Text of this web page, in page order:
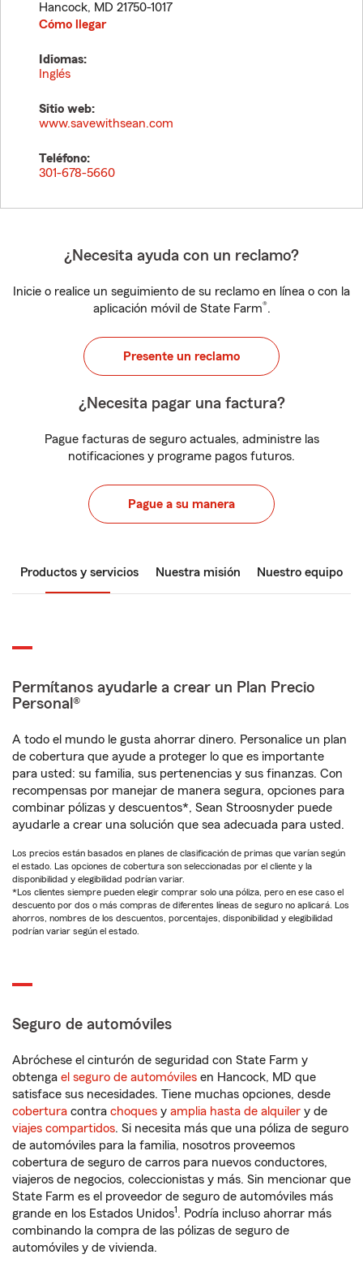
Hancock, MD 21750-1017
Cómo llegar
Idiomas:
Inglés
Sitio web:
www.savewithsean.com
Teléfono:
301-678-5660
¿Necesita ayuda con un reclamo?
Inicie o realice un seguimiento de su reclamo en línea o con la
aplicación móvil de State Farm®.
Presente un reclamo
¿Necesita pagar una factura?
Pague facturas de seguro actuales, administre las
notificaciones y programe pagos futuros.
Pague a su manera
Productos y servicios Nuestra misión Nuestro equipo
Permítanos ayudarle a crear un Plan Precio
Personal®
A todo el mundo le gusta ahorrar dinero. Personalice un plan
de cobertura que ayude a proteger lo que es importante
para usted: su familia, sus pertenencias y sus finanzas. Con
recompensas por manejar de manera segura, opciones para
combinar pólizas y descuentos*, Sean Stroosnyder puede
ayudarle a crear una solución que sea adecuada para usted.
Los precios están basados en planes de clasificación de primas que varían según
el estado. Las opciones de cobertura son seleccionadas por el cliente y la
disponibilidad y elegibilidad podrían variar.
*Los clientes siempre pueden elegir comprar solo una póliza, pero en ese caso el
descuento por dos o más compras de diferentes líneas de seguro no aplicará. Los
ahorros, nombres de los descuentos, porcentajes, disponibilidad y elegibilidad
podrían variar según el estado.
Seguro de automóviles
Abróchese el cinturón de seguridad con State Farm y
obtenga el seguro de automóviles en Hancock, MD que
satisface sus necesidades. Tiene muchas opciones, desde
cobertura contra choques y amplia hasta de alquiler y de
viajes compartidos. Si necesita más que una póliza de seguro
de automóviles para la familia, nosotros proveemos
cobertura de seguro de carros para nuevos conductores,
viajeros de negocios, coleccionistas y más. Sin mencionar que
State Farm es el proveedor de seguro de automóviles más
grande en los Estados Unidos1. Podría incluso ahorrar más
combinando la compra de las pólizas de seguro de
automóviles y de vivienda.